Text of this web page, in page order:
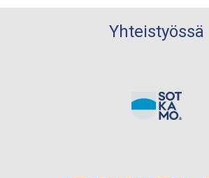
Yhteistyössä